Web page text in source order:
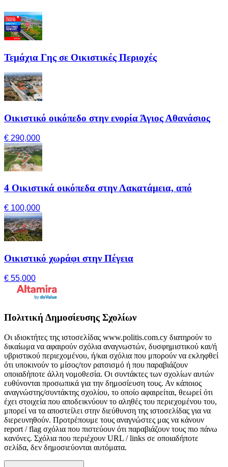
Τεμάχια Γης σε Οικιστικές Περιοχές
Οικιστικό οικόπεδο στην ενορία Άγιος Αθανάσιος
€ 290,000
4 Οικιστικά οικόπεδα στην Λακατάμεια, από
€ 100,000
Οικιστικό χωράφι στην Πέγεια
€ 55,000
Πολιτική Δημοσίευσης Σχολίων
Οι ιδιοκτήτες της ιστοσελίδας www.politis.com.cy διατηρούν το
δικαίωμα να αφαιρούν σχόλια αναγνωστών, δυσφημιστικού και/ή
υβριστικού περιεχομένου, ή/και σχόλια που μπορούν να εκληφθεί
ότι υποκινούν το μίσος/τον ρατσισμό ή που παραβιάζουν
οποιαδήποτε άλλη νομοθεσία. Οι συντάκτες των σχολίων αυτών
ευθύνονται προσωπικά για την δημοσίευση τους. Αν κάποιος
αναγνώστης/συντάκτης σχολίου, το οποίο αφαιρείται, θεωρεί ότι
έχει στοιχεία που αποδεικνύουν το αληθές του περιεχομένου του,
μπορεί να τα αποστείλει στην διεύθυνση της ιστοσελίδας για να
διερευνηθούν. Προτρέπουμε τους αναγνώστες μας να κάνουν
report / flag σχόλια που πιστεύουν ότι παραβιάζουν τους πιο πάνω
κανόνες. Σχόλια που περιέχουν URL / links σε οποιαδήποτε
σελίδα, δεν δημοσιεύονται αυτόματα.